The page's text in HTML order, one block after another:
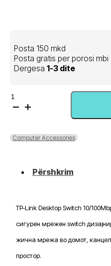
Posta 150 mkd
Posta gratis per porosi mbi
Dergesa 1-3 dite
Sasi
Tp-
Switch
LS1008
Computer Accessories
Përshkrim
TP-Link Desktop Switch 10/
сигурен мрежен switch
жична мрежа во домот,
простор.